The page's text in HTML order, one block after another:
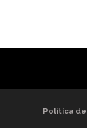
Política